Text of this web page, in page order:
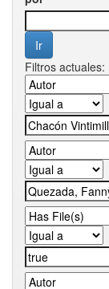
Filtros actuales: